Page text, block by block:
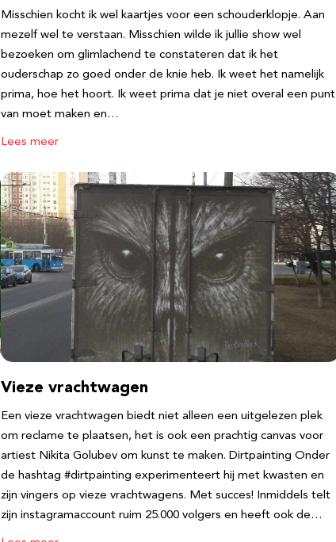
Misschien kocht ik wel kaartjes voor een schouderklopje. Aan
mezelf wel te verstaan. Misschien wilde ik jullie show wel
bezoeken om glimlachend te constateren dat ik het
ouderschap zo goed onder de knie heb. Ik weet het namelijk
prima, hoe het hoort. Ik weet prima dat je niet overal een punt
van moet maken en…
Lees meer
Vieze vrachtwagen
Een vieze vrachtwagen biedt niet alleen een uitgelezen plek
om reclame te plaatsen, het is ook een prachtig canvas voor
artiest Nikita Golubev om kunst te maken. Dirtpainting Onder
de hashtag #dirtpainting experimenteert hij met kwasten en
zijn vingers op vieze vrachtwagens. Met succes! Inmiddels telt
zijn instagramaccount ruim 25.000 volgers en heeft ook de…